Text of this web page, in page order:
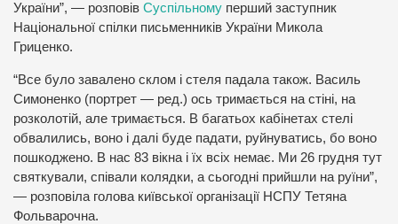
України”, — розповів Суспільному перший заступник
Національної спілки письменників України Микола
Гриценко.
“Все було завалено склом і стеля падала також. Василь
Симоненко (портрет — ред.) ось тримається на стіні, на
розколотій, але тримається. В багатьох кабінетах стелі
обвалились, воно і далі буде падати, руйнуватись, бо воно
пошкоджено. В нас 83 вікна і їх всіх немає. Ми 26 грудня тут
святкували, співали колядки, а сьогодні прийшли на руїни”,
— розповіла голова київської організації НСПУ Тетяна
Фольварочна.